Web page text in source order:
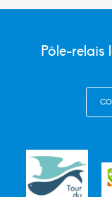
Pôle-relais